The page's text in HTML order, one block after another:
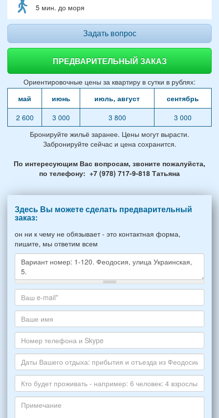
5 мин. до моря
Задать вопрос
ПРЕДВАРИТЕЛЬНЫЙ ЗАКАЗ
Ориентировочные цены за квартиру в сутки в рублях:
май
июнь июль, август
сентябрь
2 600
3 000 3 800
3 000
Бронируйте жильё заранее. Цены могут вырасти.
Забронируйте сейчас и цена сохранится.
По интересующим Вас вопросам, звоните пожалуйста,
по телефону: +7 (978) 717-9-818 Татьяна
Здесь Вы можете сделать предварительный
заказ:
он ни к чему не обязывает - это контактная форма,
пишите, мы ответим всем
Какое
жилье
хотите
снять,
укажите
пожалуйста
НОМЕР
варианта:
*
Ваш
адрес
электронной
почты
*
Ваше
имя
Номер
телефона
и
Skype
Даты
Вашего
отдыха:
прибытия
Кто
будет